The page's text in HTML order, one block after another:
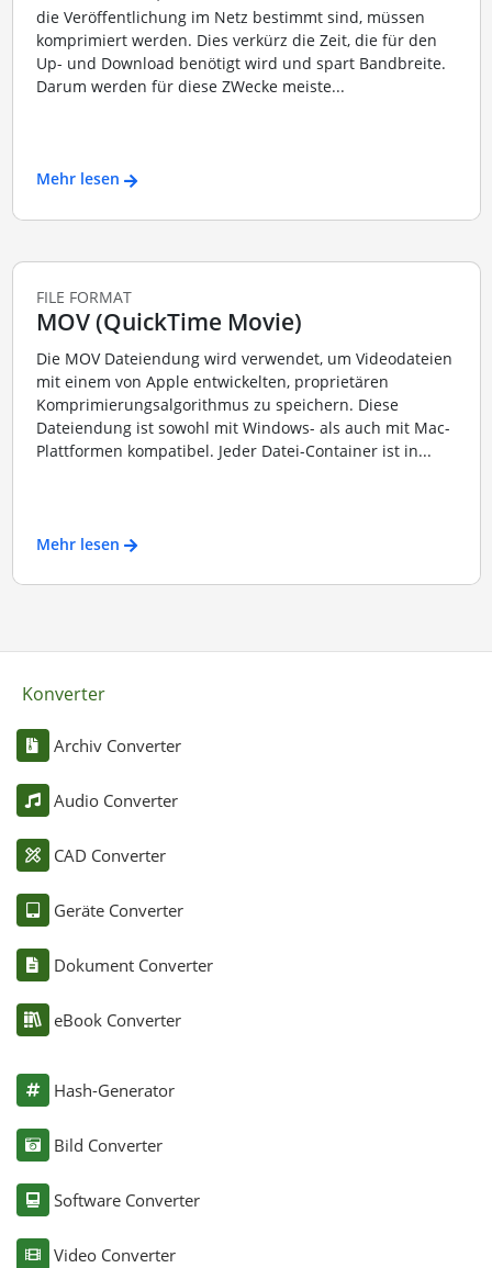
die Veröffentlichung im Netz bestimmt sind, müssen
komprimiert werden. Dies verkürz die Zeit, die für den
Up- und Download benötigt wird und spart Bandbreite.
Darum werden für diese ZWecke meiste...
Mehr lesen
FILE FORMAT
MOV (QuickTime Movie)
Die MOV Dateiendung wird verwendet, um Videodateien
mit einem von Apple entwickelten, proprietären
Komprimierungsalgorithmus zu speichern. Diese
Dateiendung ist sowohl mit Windows- als auch mit Mac-
Plattformen kompatibel. Jeder Datei-Container ist in...
Mehr lesen
Konverter
Archiv Converter
Audio Converter
CAD Converter
Geräte Converter
Dokument Converter
eBook Converter
Hash-Generator
Bild Converter
Software Converter
Video Converter